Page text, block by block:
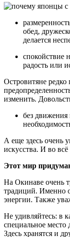
обед,
делается
спокойствие
радость или
Островитяне
изменить.
без движения
А еще здесь очень
искусства. И во
Этот мир
На Окинаве очень
традиций. Именно
энергии. Также
Не удивляйтесь: в
специальное
Здесь хранятся и